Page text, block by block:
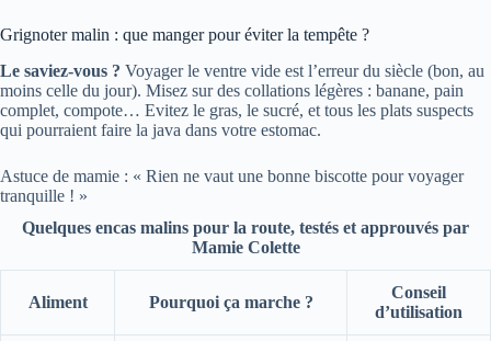
Grignoter malin : que manger pour éviter la tempête ?
Le saviez-vous ? Voyager le ventre vide est l’erreur du siècle (bon, au
moins celle du jour). Misez sur des collations légères : banane, pain
complet, compote… Evitez le gras, le sucré, et tous les plats suspects
qui pourraient faire la java dans votre estomac.
Astuce de mamie : « Rien ne vaut une bonne biscotte pour voyager
tranquille ! »
Quelques encas malins pour la route, testés et approuvés par
Mamie Colette
Aliment Pourquoi ça marche ?
Conseil
d’utilisation